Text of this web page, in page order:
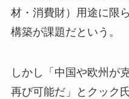
材・消費財）用途に限
構築が課題だという。
しかし「中国や欧州が
再び可能だ」とクック